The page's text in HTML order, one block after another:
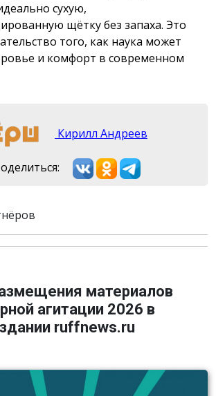
сухую,
щётку без запаха. Это
того, как наука может
и комфорт в современном
Кирилл Андреев
материалов
агитации 2026 в
ruffnews.ru